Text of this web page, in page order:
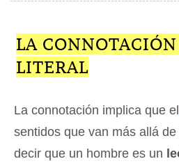
LA
LITERAL
La connotación implica que el
sentidos que van más allá
decir que un hombre es un